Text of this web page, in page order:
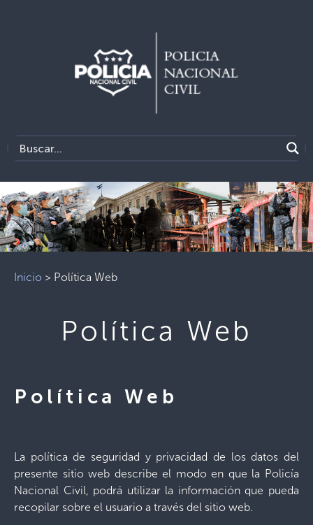
Inicio > Política Web
Política Web
Política Web
La política de seguridad y privacidad de los datos del
presente sitio web describe el modo en que la Policía
Nacional Civil, podrá utilizar la información que pueda
recopilar sobre el usuario a través del sitio web.